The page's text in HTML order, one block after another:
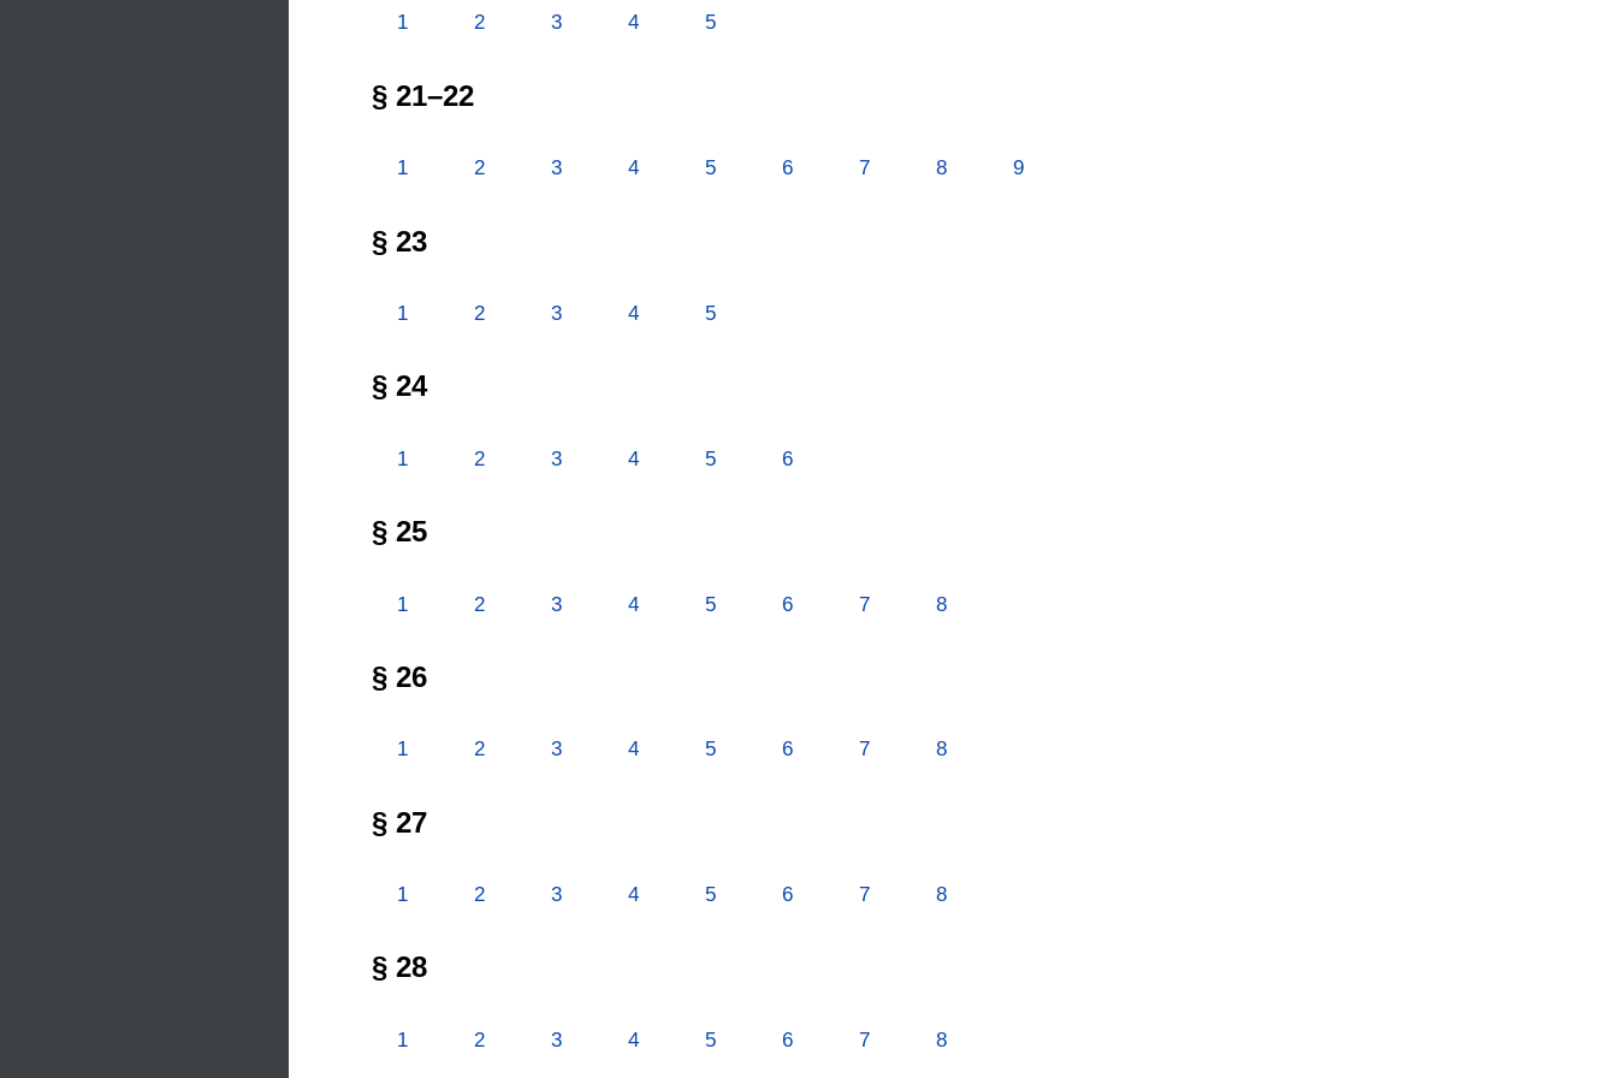
1 2 3 4 5
§ 21–22
1 2 3 4 5 6 7 8 9
§ 23
1 2 3 4 5
§ 24
1 2 3 4 5 6
§ 25
1 2 3 4 5 6 7 8
§ 26
1 2 3 4 5 6 7 8
§ 27
1 2 3 4 5 6 7 8
§ 28
1 2 3 4 5 6 7 8